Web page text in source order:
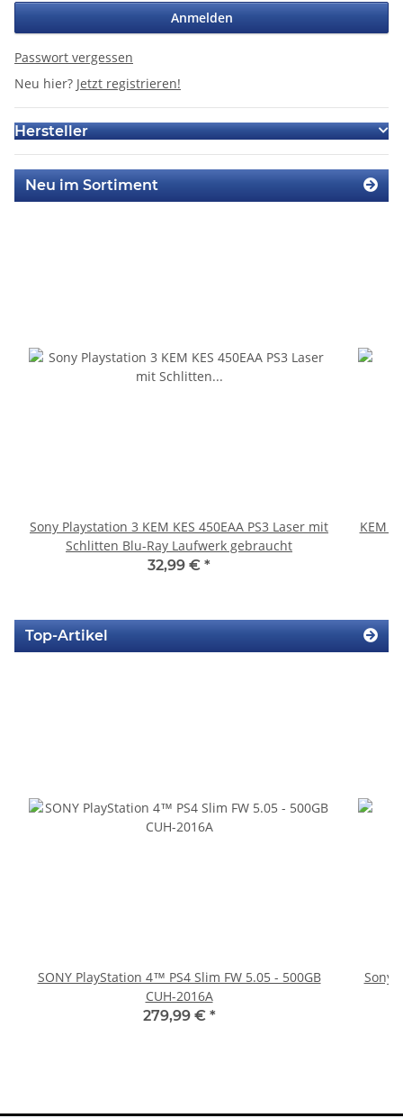
Anmelden
Passwort vergessen
Neu hier? Jetzt registrieren!
Hersteller
Neu im Sortiment
Sony Playstation 3 KEM KES 450EAA PS3 Laser mit
Schlitten Blu-Ray Laufwerk gebraucht
32,99 € *
KEM
Top-Artikel
SONY PlayStation 4™ PS4 Slim FW 5.05 - 500GB
CUH-2016A
279,99 € *
Sony